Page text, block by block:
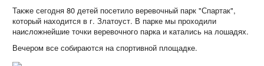
Также сегодня 80 детей посетило веревочный парк "Спартак",
который находится в г. Златоуст. В парке мы проходили
наисложнейшие точки веревочного парка и катались на лошадях.
Вечером все собираются на спортивной площадке.